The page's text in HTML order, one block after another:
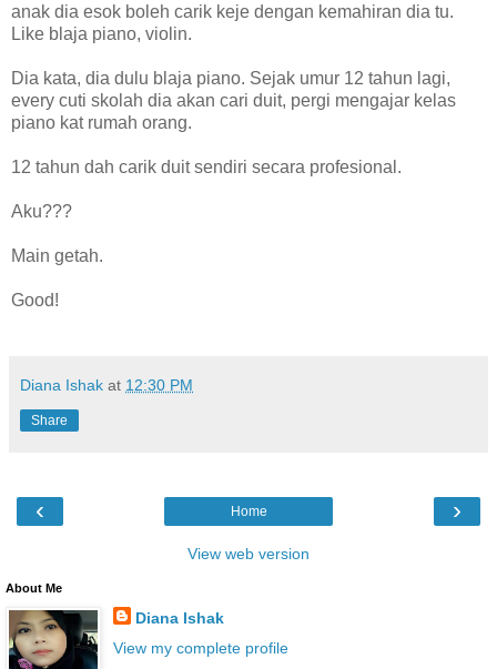
anak dia esok boleh carik keje dengan kemahiran dia tu.
Like blaja piano, violin.
Dia kata, dia dulu blaja piano. Sejak umur 12 tahun lagi,
every cuti skolah dia akan cari duit, pergi mengajar kelas
piano kat rumah orang.
12 tahun dah carik duit sendiri secara profesional.
Aku???
Main getah.
Good!
Diana Ishak at 12:30 PM
Share
‹ ›
Home
View web version
About Me
Diana Ishak
View my complete profile